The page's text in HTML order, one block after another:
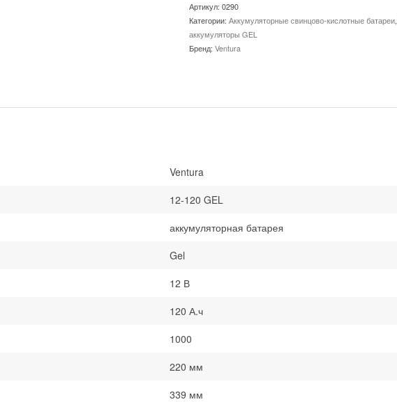
12-
120
GEL
Артикул: 0290
Категории: Аккумуляторные свинцово-кислотные батареи,
аккумуляторы GEL
Бренд: Ventura
Ventura
12-120 GEL
аккумуляторная батарея
Gel
12 В
120 А.ч
1000
220 мм
339 мм